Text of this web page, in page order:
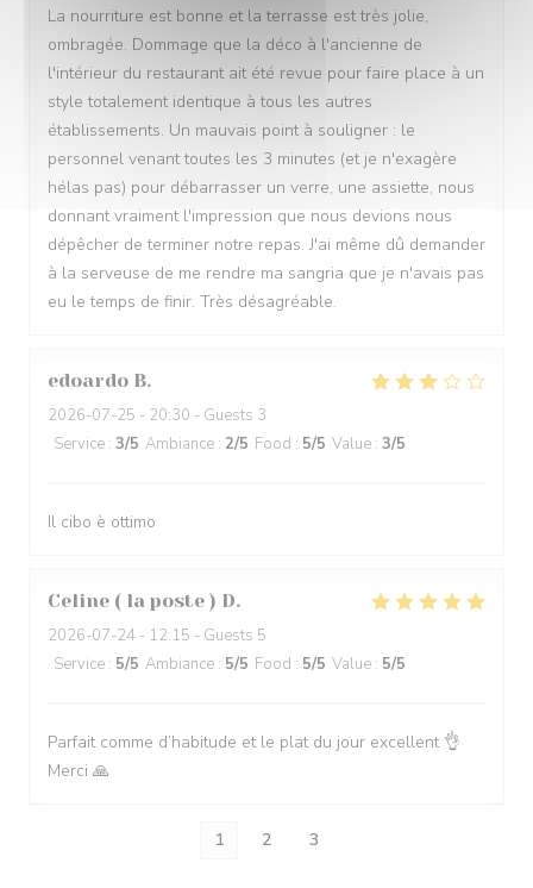
La nourriture est bonne et la terrasse est très jolie,
ombragée. Dommage que la déco à l'ancienne de
l'intérieur du restaurant ait été revue pour faire place à un
style totalement identique à tous les autres
établissements. Un mauvais point à souligner : le
personnel venant toutes les 3 minutes (et je n'exagère
hélas pas) pour débarrasser un verre, une assiette, nous
donnant vraiment l'impression que nous devions nous
dépêcher de terminer notre repas. J'ai même dû demander
à la serveuse de me rendre ma sangria que je n'avais pas
eu le temps de finir. Très désagréable.
edoardo B
2026-07-25 - 20:30 - Guests 3
Service : 3/5 Ambiance : 2/5 Food : 5/5 Value : 3/5
Il cibo è ottimo
Celine ( la poste ) D
2026-07-24 - 12:15 - Guests 5
Service : 5/5 Ambiance : 5/5 Food : 5/5 Value : 5/5
Parfait comme d’habitude et le plat du jour excellent 👌
Merci 🙏
1 2 3